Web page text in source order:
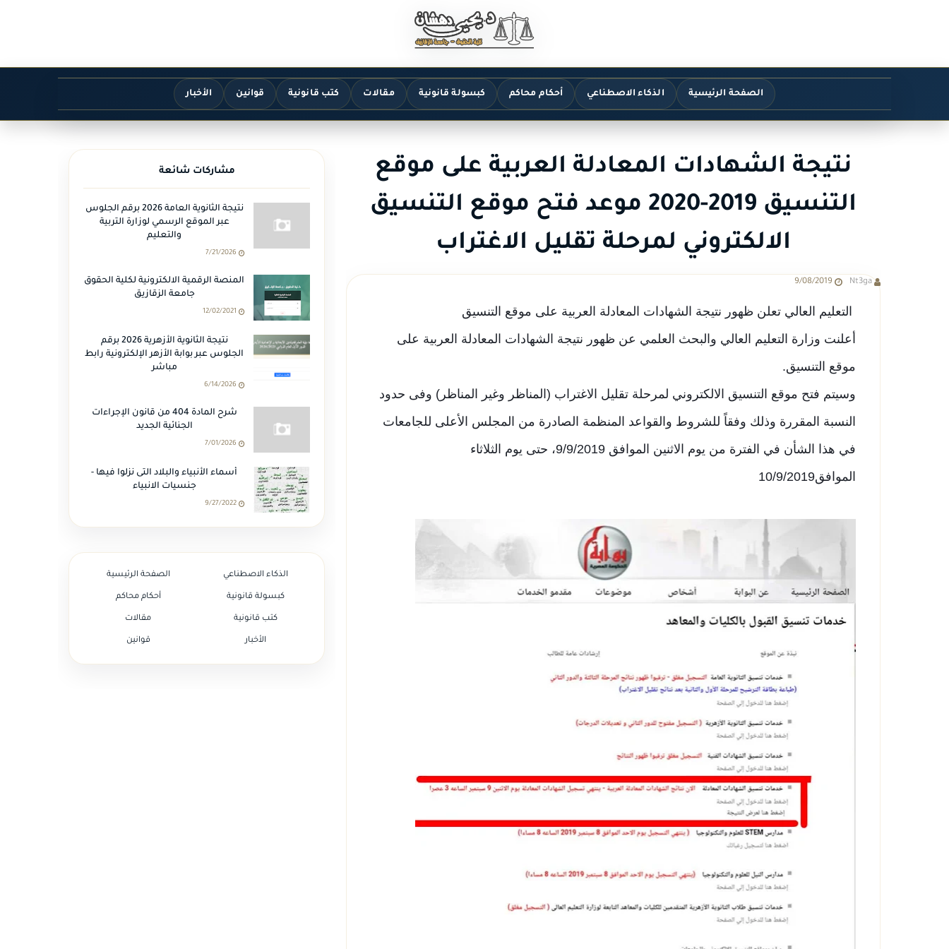
الصفحة الرئيسية الذكاء الاصطناعي أحكام محاكم كبسولة قانونية مقالات كتب قانونية قوانين الأخبار
نتيجة الشهادات المعادلة العربية على موقع
التنسيق 2019-2020 موعد فتح موقع التنسيق
الالكتروني لمرحلة تقليل الاغتراب
Nt3ga
9/08/2019
التعليم العالي تعلن ظهور نتيجة الشهادات المعادلة العربية على موقع التنسيق
أعلنت وزارة التعليم العالي والبحث العلمي عن ظهور نتيجة الشهادات المعادلة العربية على
موقع التنسيق.
وسيتم فتح موقع التنسيق الالكتروني لمرحلة تقليل الاغتراب (المناظر وغير المناظر) وفى حدود
النسبة المقررة وذلك وفقاً للشروط والقواعد المنظمة الصادرة من المجلس الأعلى للجامعات
في هذا الشأن في الفترة من يوم الاثنين الموافق 9/9/2019، حتى يوم الثلاثاء
الموافق10/9/2019
مشاركات شائعة
نتيجة الثانوية العامة 2026 برقم الجلوس
عبر الموقع الرسمي لوزارة التربية
والتعليم
7/21/2026
المنصة الرقمية الالكترونية لكلية الحقوق
جامعة الزقازيق
12/02/2021
نتيجة الثانوية الأزهرية 2026 برقم
الجلوس عبر بوابة الأزهر الإلكترونية رابط
مباشر
6/14/2026
شرح المادة 404 من قانون الإجراءات
الجنائية الجديد
7/01/2026
أسماء الأنبياء والبلاد التى نزلوا فيها -
جنسيات الانبياء
9/27/2022
الصفحة الرئيسية الذكاء الاصطناعي
أحكام محاكم كبسولة قانونية
مقالات كتب قانونية
قوانين الأخبار